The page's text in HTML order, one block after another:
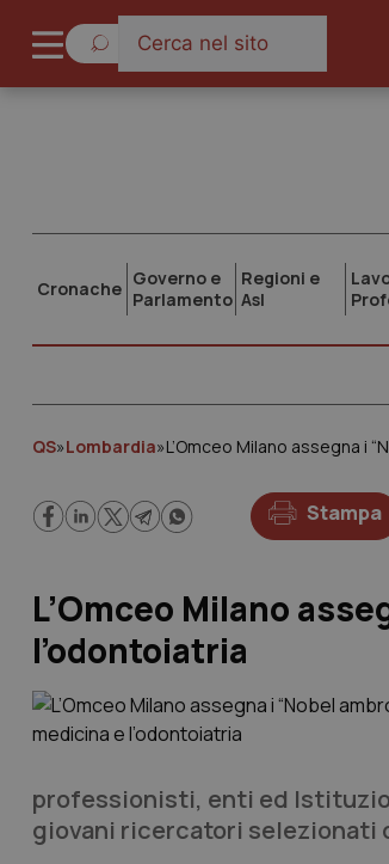
Cronache Governo e
Parlamento
Regioni e
Asl
QS»Lombardia»L’Omceo Milano assegna i
Stampa
L’Omceo Milano
l’odontoiatria
professionisti, enti ed
giovani ricercatori selezionati